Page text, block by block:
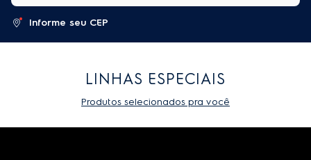
Informe seu CEP
LINHAS ESPECIAIS
Produtos selecionados pra você